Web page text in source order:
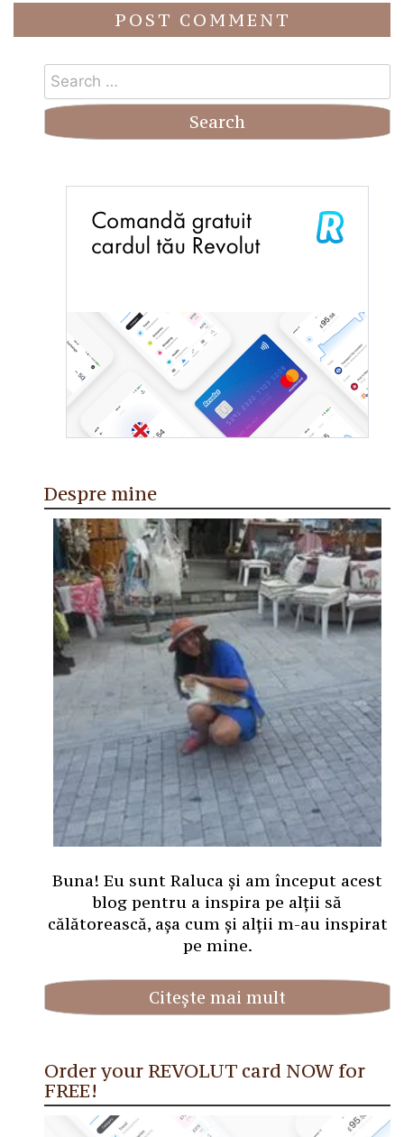
Search
for:
Despre mine
Buna! Eu sunt Raluca și am început acest
blog pentru a inspira pe alții să
călătorească, așa cum și alții m-au inspirat
pe mine.
Citește mai mult
Order your REVOLUT card NOW for
FREE!